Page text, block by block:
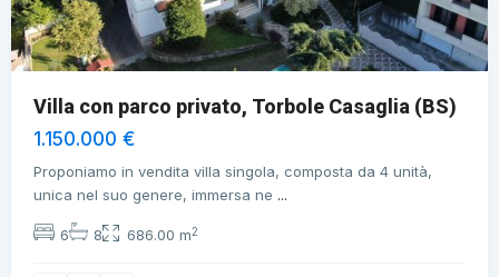
Villa con parco privato, Torbole Casaglia (BS)
1.150.000 €
Proponiamo in vendita villa singola, composta da 4 unità,
unica nel suo genere, immersa ne ...
6 8 686.00 m2